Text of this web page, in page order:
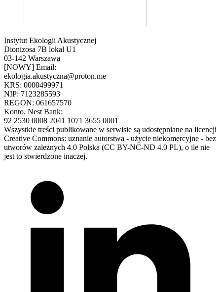
Instytut Ekologii Akustycznej
Dionizosa 7B lokal U1
03-142 Warszawa
[NOWY] Email:
ekologia.akustyczna@proton.me
KRS: 0000499971
NIP: 7123285593
REGON: 061657570
Konto. Nest Bank:
92 2530 0008 2041 1071 3655 0001
Wszystkie treści publikowane w serwisie są udostępniane na licencji
Creative Commons: uznanie autorstwa - użycie niekomercyjne - bez
utworów zależnych 4.0 Polska (CC BY-NC-ND 4.0 PL), o ile nie
jest to stwierdzone inaczej.